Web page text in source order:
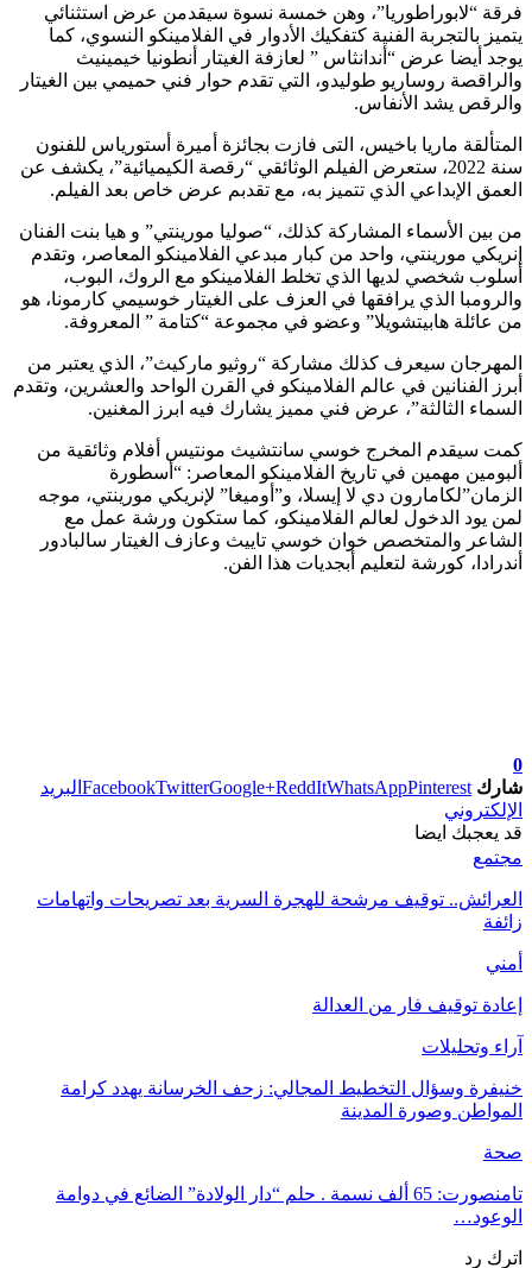
فرقة “لابوراطوريا”، وهن خمسة نسوة سيقدمن عرض استثنائي
يتميز بالتجربة الفنية كتفكيك الأدوار في الفلامينكو النسوي، كما
يوجد أيضا عرض “أندانثاس ” لعازفة الغيتار أنطونيا خيمينيث
والراقصة روساريو طوليدو، التي تقدم حوار فني حميمي بين الغيتار
والرقص يشد الأنفاس.
المتألقة ماريا باخيس، التى فازت بجائزة أميرة أستورياس للفنون
سنة 2022، ستعرض الفيلم الوثائقي “رقصة الكيميائية”، يكشف عن
العمق الإبداعي الذي تتميز به، مع تقدبم عرض خاص بعد الفيلم.
من بين الأسماء المشاركة كذلك، “صوليا مورينتي” و هيا بنت الفنان
إنريكي مورينتي، واحد من كبار مبدعي الفلامينكو المعاصر، وتقدم
أسلوب شخصي لديها الذي تخلط الفلامينكو مع الروك، البوب،
والرومبا الذي يرافقها في العزف على الغيتار خوسيمي كارمونا، هو
من عائلة هابيتشويلا” وعضو في مجموعة “كتامة ” المعروفة.
المهرجان سيعرف كذلك مشاركة “روثيو ماركيث”، الذي يعتبر من
أبرز الفنانين في عالم الفلامينكو في القرن الواحد والعشرين، وتقدم
السماء الثالثة”، عرض فني مميز يشارك فيه ابرز المغنين.
كمت سيقدم المخرج خوسي سانتشيث مونتيس أفلام وثائقية من
ألبومين مهمين في تاريخ الفلامينكو المعاصر: “أسطورة
الزمان”لكامارون دي لا إيسلا، و”أوميغا” لإنريكي مورينتي، موجه
لمن يود الدخول لعالم الفلامينكو، كما ستكون ورشة عمل مع
الشاعر والمتخصص خوان خوسي تاييث وعازف الغيتار سالبادور
أندرادا، كورشة لتعليم أبجديات هذا الفن.
0
شارك
FacebookTwitterGoogle+ReddItWhatsAppPinterest
البريد
الإلكتروني
قد يعجبك ايضا
مجتمع
العرائش.. توقيف مرشحة للهجرة السرية بعد تصريحات واتهامات
زائفة
أمني
إعادة توقيف فار من العدالة
آراء وتحليلات
خنيفرة وسؤال التخطيط المجالي: زحف الخرسانة يهدد كرامة
المواطن وصورة المدينة
صحة
تامنصورت: 65 ألف نسمة . حلم “دار الولادة” الضائع في دوامة
الوعود…
اترك رد